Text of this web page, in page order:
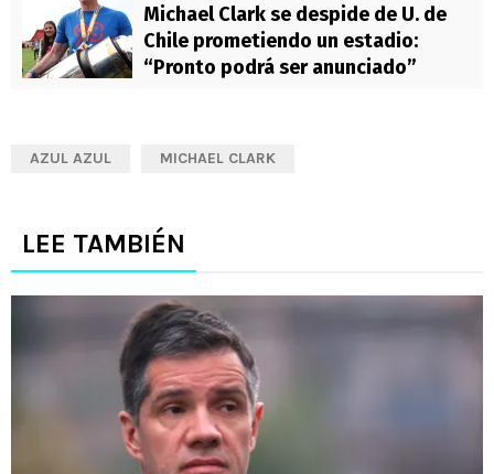
Michael Clark se despide de U. de
Chile prometiendo un estadio:
“Pronto podrá ser anunciado”
AZUL AZUL MICHAEL CLARK
LEE TAMBIÉN